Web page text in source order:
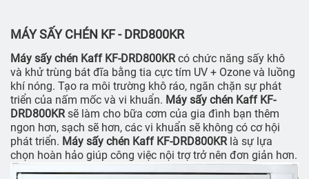
MÁY SẤY CHÉN KF - DRD800KR
Máy sấy chén Kaff KF-DRD800KR có chức năng sấy khô
và khử trùng bát đĩa bằng tia cực tím UV + Ozone và luồng
khí nóng. Tạo ra môi trường khô ráo, ngăn chặn sự phát
triển của nấm mốc và vi khuẩn. Máy sấy chén Kaff KF-
DRD800KR sẽ làm cho bữa cơm của gia đình bạn thêm
ngon hơn, sạch sẽ hơn, các vi khuẩn sẽ không có cơ hội
phát triển. Máy sấy chén Kaff KF-DRD800KR là sự lựa
chọn hoàn hảo giúp công việc nội trợ trở nên đơn giản hơn.